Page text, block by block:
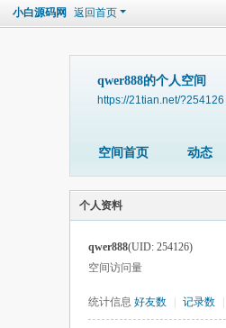
小白源码网 返回首页
qwer888的个人空间
https://21tian.net/?254126
空间首页 动态
个人资料
qwer888(UID: 254126)
空间访问量
统计信息 好友数 记录数